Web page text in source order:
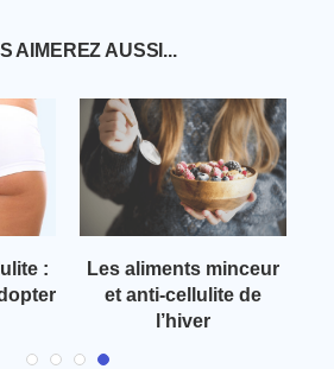
AIMEREZ AUSSI...
:
Les aliments minceur
et anti-cellulite de
l’hiver